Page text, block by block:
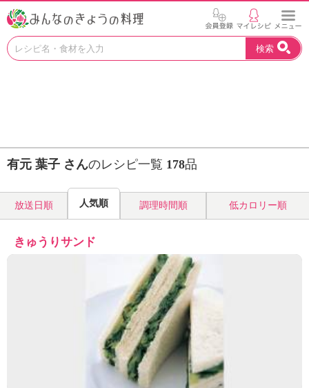
お
見
つ
よ
う
K
エ
デ
ュ
ケ
ー
シ
ョ
ナ
検索
有元 葉子 さんのレシピ一覧 178品
放送日順 人気順 調理時間順 低カロリー順
きゅうりサンド